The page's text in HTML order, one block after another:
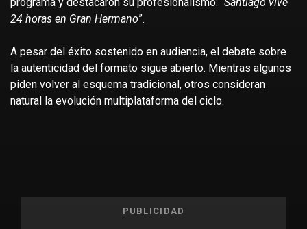
24 horas en Gran Hermano”.
A pesar del éxito sostenido en audiencia, el debate sobre
la autenticidad del formato sigue abierto. Mientras algunos
piden volver al esquema tradicional, otros consideran
natural la evolución multiplataforma del ciclo.
PUBLICIDAD